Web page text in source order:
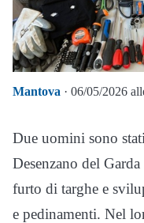
Mantova · 06/05/2026
Due uomini sono
Desenzano del
furto di targhe e
e pedinamenti. Nel